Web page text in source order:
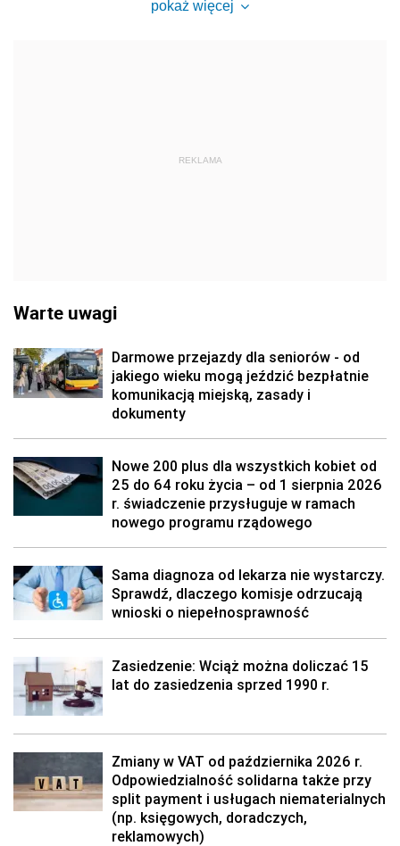
pokaż więcej
REKLAMA
Warte uwagi
Darmowe przejazdy dla seniorów - od
jakiego wieku mogą jeździć bezpłatnie
komunikacją miejską, zasady i
dokumenty
Nowe 200 plus dla wszystkich kobiet od
25 do 64 roku życia – od 1 sierpnia 2026
r. świadczenie przysługuje w ramach
nowego programu rządowego
Sama diagnoza od lekarza nie wystarczy.
Sprawdź, dlaczego komisje odrzucają
wnioski o niepełnosprawność
Zasiedzenie: Wciąż można doliczać 15
lat do zasiedzenia sprzed 1990 r.
Zmiany w VAT od października 2026 r.
Odpowiedzialność solidarna także przy
split payment i usługach niematerialnych
(np. księgowych, doradczych,
reklamowych)